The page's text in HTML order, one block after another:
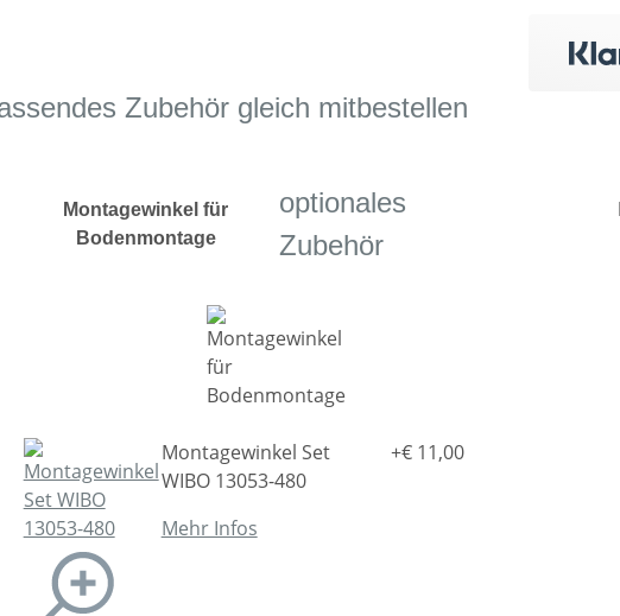
Zubehör gleich mitbestellen
Montagewinkel für
Bodenmontage
optionales
Zubehör
Montagewinkel Set
WIBO 13053-480
Mehr Infos
+€ 11,00